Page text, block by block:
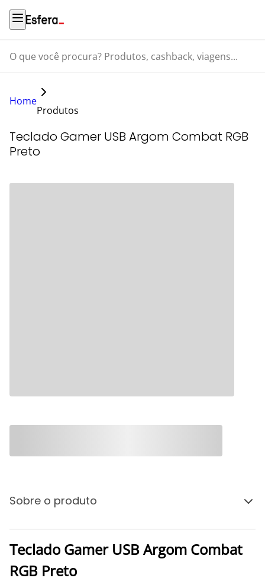
O que você procura? Produtos, cashback, viagens...
Home
Produtos
Teclado Gamer USB Argom Combat RGB
Preto
Sobre o produto
Teclado Gamer USB Argom Combat
RGB Preto